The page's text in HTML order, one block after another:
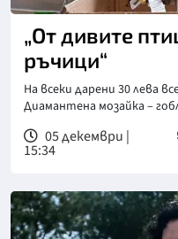
„От дивите
ръчици“
На всеки дарени 30 лева
Диамантена мозайка –
05 декември |
15:34